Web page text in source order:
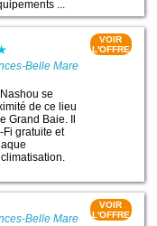
...
Belle Mare
se
de ce lieu
Grand Baie. Il
gratuite et
VOIR
L'OFFRE
Belle Mare
VOIR
L'OFFRE